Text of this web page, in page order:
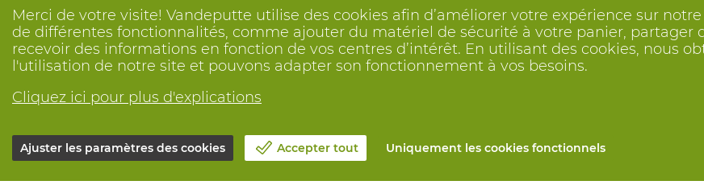
Merci de votre visite! Vandeputte utilise des cookies afin d’améliorer votre expérience sur
de différentes fonctionnalités, comme ajouter du matériel de sécurité à votre panier, partager
recevoir des informations en fonction de vos centres d’intérêt. En utilisant des cookies, nous
l'utilisation de notre site et pouvons adapter son fonctionnement à vos besoins.
Cliquez ici pour plus d'explications
Ajuster les paramètres des cookies Accepter tout Uniquement les cookies fonctionnels